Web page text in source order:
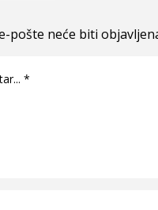
pošte neće biti